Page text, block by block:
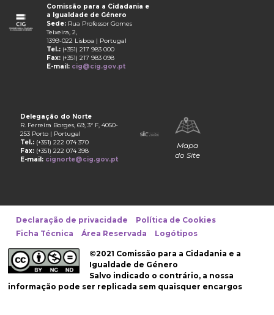
Comissão para a Cidadania e
a Igualdade de Género
Sede: Rua Professor Gomes
Teixeira, 2,
1399-022 Lisboa | Portugal
Tel.: (+351) 217 983 000
Fax: (+351) 217 983 098
E-mail: cig@cig.gov.pt
Delegação do Norte
R. Ferreira Borges, 69, 3º F, 4050-
253 Porto | Portugal
Tel.: (+351) 222 074 370
Fax: (+351) 222 074 398
E-mail: cignorte@cig.gov.pt
Mapa
do Site
Declaração de privacidade
Política de Cookies
Ficha Técnica
Área Reservada Logótipos
©2021 Comissão para a Cidadania e a
Igualdade de Género
Salvo indicado o contrário, a nossa
informação pode ser replicada sem quaisquer encargos